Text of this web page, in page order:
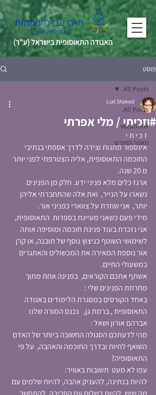
האגודה התאוסופית בישראל (ע"ר)
פוסט
All Posts
#vezachiti
מאמר החודש
All Posts
#וזכיתי / מלי אפרתי
Liat Shaked
ז כ י ת י
אינספור מתנות וצידה לדרך אספתי בנתיבי
החוכמה התאוסופית, אליה הצטרפתי לפני יותר
מ 20 שנה.
ארגז כלים מלא פניני ידע. חלק מן הפנינים
נשארו על הנייר,  ואת אלה שהתחברתי אליהן
יותר,  אני שוזרת על צווארי כפניני אור.
מידי פעם כשאני מעיינת בספרות  התאוסופית,
אני נזכרת בעוד פנינת חוכמה ומוסיפה אותה
לשימושי השוטף כניצוץ נוסף של תובנה, או קרן
אור נוספת המאירה את המכשולים והאתגרים
במשעולי החיים.
אשתף אתכם הקוראים,  בפנינה אחת מתוך
מחרוזת הפנינים שלי :
באחד הקורסים במסגרת הלימודים באגודה
התאוסופית , ברמת גן,   נכנס המורה שלנו
אברהם אורון ושאל :
מהי לדעתכם הסגולה החשובה ביותר של האדם
השואף לחיות ובדרך החוכמה והאהבה,  על פי
התאוסופיה?
עפו לא מעט  תשובות באוויר:
להיות בנתינה, להעניק אהבה, להיות שלמים עם